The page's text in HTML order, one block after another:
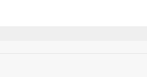
HYDROXYCITRONELLAL, BENZYL
METHOXYDIBENZOYLMETHANE,
81% VOL.